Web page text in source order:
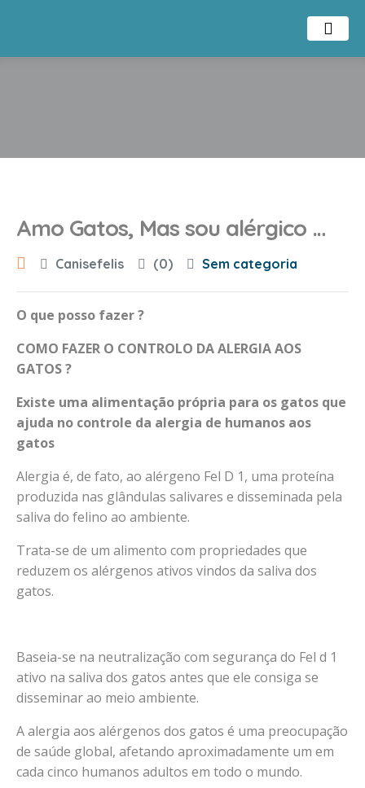
Amo Gatos, Mas sou alérgico …
Canisefelis (0) Sem categoria
O que posso fazer ?
COMO FAZER O CONTROLO DA ALERGIA AOS
GATOS ?
Existe uma alimentação própria para os gatos que
ajuda no controle da alergia de humanos aos
gatos
Alergia é, de fato, ao alérgeno Fel D 1, uma proteína
produzida nas glândulas salivares e disseminada pela
saliva do felino ao ambiente.
Trata-se de um alimento com propriedades que
reduzem os alérgenos ativos vindos da saliva dos
gatos.
Baseia-se na neutralização com segurança do Fel d 1
ativo na saliva dos gatos antes que ele consiga se
disseminar ao meio ambiente.
A alergia aos alérgenos dos gatos é uma preocupação
de saúde global, afetando aproximadamente um em
cada cinco humanos adultos em todo o mundo.